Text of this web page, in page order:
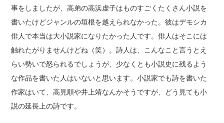
事をしましたが、高弟の高浜虚子はものすごくたくさん小説を
書いたけどジャンルの垣根を越えられなかった。彼はデモシカ
俳人で本当は大小説家になりたかった人です。俳人はそこには
触れたがりませんけどね（笑）。詩人は、こんなこと言うとえ
らい勢いで怒られるでしょうが、少なくとも小説史に残るよう
な作品を書いた人はいないと思います。小説家でも詩を書いた
作家はいて、高見順や井上靖なんかそうですが、どう見ても小
説の延長上の詩です。